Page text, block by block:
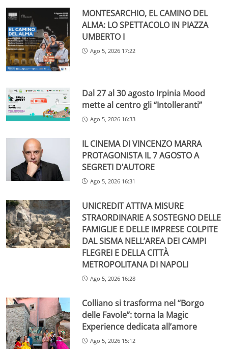
MONTESARCHIO, EL CAMINO DEL
ALMA: LO SPETTACOLO IN PIAZZA
UMBERTO I
Ago 5, 2026 17:22
Dal 27 al 30 agosto Irpinia Mood
mette al centro gli “Intolleranti”
Ago 5, 2026 16:33
IL CINEMA DI VINCENZO MARRA
PROTAGONISTA IL 7 AGOSTO A
SEGRETI D’AUTORE
Ago 5, 2026 16:31
UNICREDIT ATTIVA MISURE
STRAORDINARIE A SOSTEGNO DELLE
FAMIGLIE E DELLE IMPRESE COLPITE
DAL SISMA NELL’AREA DEI CAMPI
FLEGREI E DELLA CITTÀ
METROPOLITANA DI NAPOLI
Ago 5, 2026 16:28
Colliano si trasforma nel “Borgo
delle Favole”: torna la Magic
Experience dedicata all’amore
Ago 5, 2026 15:12